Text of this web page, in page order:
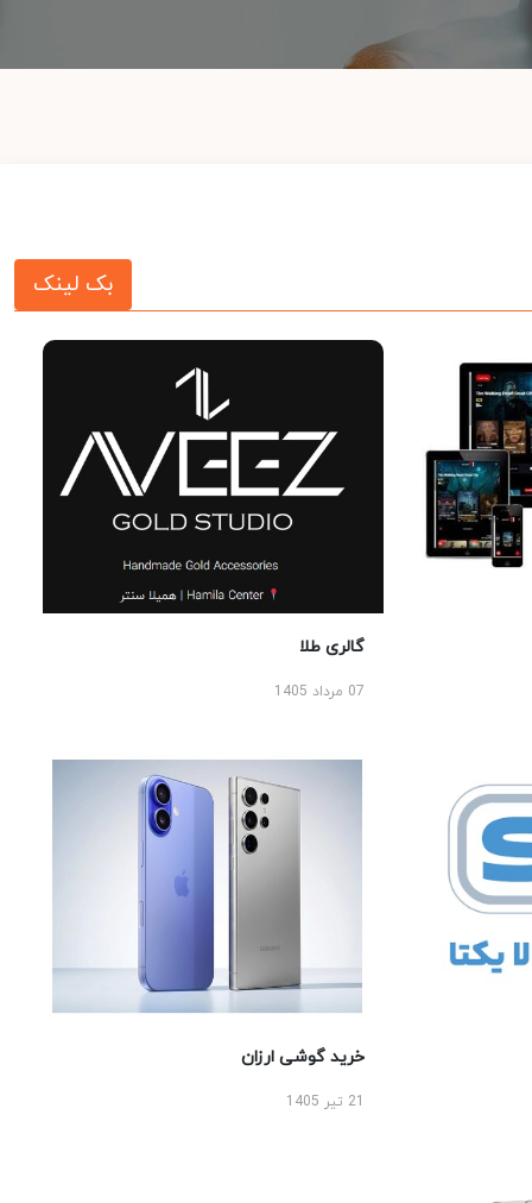
بک لینک
گالری طلا
07 مرداد 1405
خرید گوشی ارزان